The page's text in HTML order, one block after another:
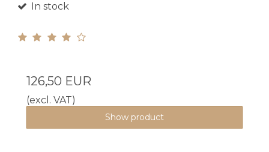
In stock
126,50 EUR
(excl. VAT)
Show product